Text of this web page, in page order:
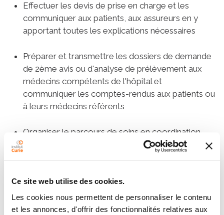
Ce site web utilise des cookies.
Les cookies nous permettent de personnaliser le contenu
et les annonces, d'offrir des fonctionnalités relatives aux
Effectuer les devis de prise en charge et les
communiquer aux patients, aux assureurs en y
apportant toutes les explications nécessaires
Préparer et transmettre les dossiers de demande
de 2ème avis ou d'analyse de prélèvement aux
médecins compétents de l'hôpital et
communiquer les comptes-rendus aux patients ou
à leurs médecins référents
Organiser le parcours de soins en coordination
avec les équipes médicales, paramédicales et
Pendant la prise en charge :
Suivre le parcours de soins des patients